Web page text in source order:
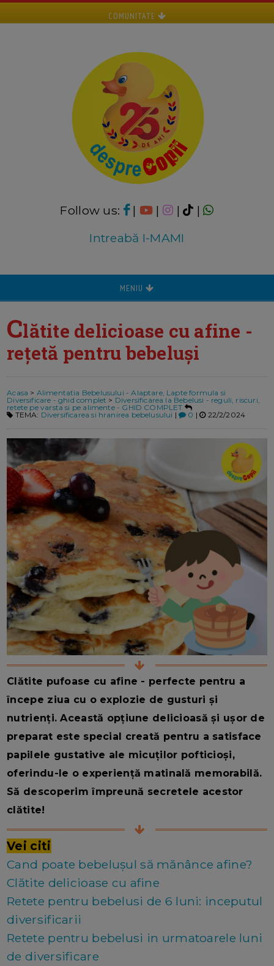
COMUNITATE
Follow us: | | |
|
Intreabă I-MAMI
MENIU
Clătite delicioase cu afine -
rețetă pentru bebeluși
Acasa > Alimentatia Bebelusului - Alaptare, Lapte formula si
Diversificare - ghid complet > Diversificarea la Bebelusi - reguli, riscuri,
retete pe varsta si pe alimente - GHID COMPLET
TEMA: Diversificarea si hranirea bebelusului | 0 | 22/2/2024
Clătite pufoase cu afine - perfecte pentru a
începe ziua cu o explozie de gusturi și
nutrienți. Această opțiune delicioasă și ușor de
preparat este special creată pentru a satisface
papilele gustative ale micuților pofticioși,
oferindu-le o experiență matinală memorabilă.
Să descoperim împreună secretele acestor
clătite!
Vei citi
Cand poate bebelușul să mănânce afine?
Clătite delicioase cu afine
Retete pentru bebelusi de 6 luni: inceputul
diversificarii
Retete pentru bebelusi in urmatoarele luni
de diversificare